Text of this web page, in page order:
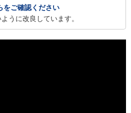
をご確認ください
うに改良しています。